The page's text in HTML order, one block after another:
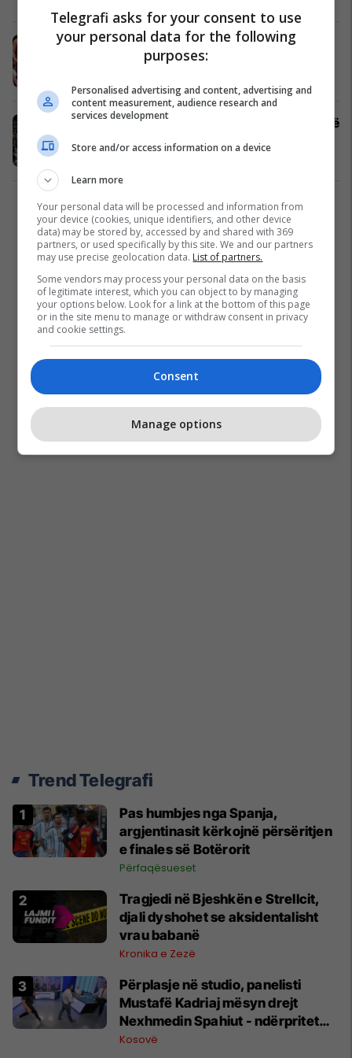
Rockets i shpëton debaklit, Celtics
dhe Spurs marrin fitoret e treta
Ylli francez i Spurs pësoi tronditje në
fushë, ra me fytyrë në parket
1
Trend Telegrafi
Pas humbjes nga Spanja,
argjentinasit kërkojnë përsëritjen
e finales së Botërorit
Përfaqësueset
Tragjedi në Bjeshkën e Strellcit,
djali dyshohet se aksidentalisht
vrau babanë
Kronika e Zezë
Përplasje në studio, panelisti
Mustafë Kadriaj mësyn drejt
Nexhmedin Spahiut - ndërpritet
transmetimi
Kosovë
Telegrafi asks for your consent to use
your personal data for the following
purposes:
Personalised advertising and content, advertising and
content measurement, audience research and
services development
Store and/or access information on a device
Learn more
Your personal data will be processed and information from
your device (cookies, unique identifiers, and other device
data) may be stored by, accessed by and shared with 369
partners, or used specifically by this site. We and our partners
may use precise geolocation data. List of partners.
Some vendors may process your personal data on the basis
of legitimate interest, which you can object to by managing
your options below. Look for a link at the bottom of this page
or in the site menu to manage or withdraw consent in privacy
and cookie settings.
Consent
Manage options